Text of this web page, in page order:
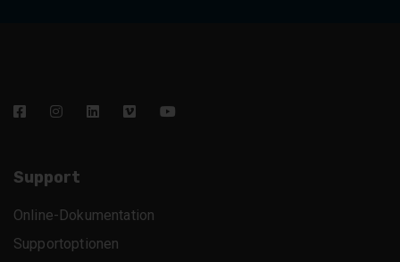
Support
Online-Dokumentation
Supportoptionen